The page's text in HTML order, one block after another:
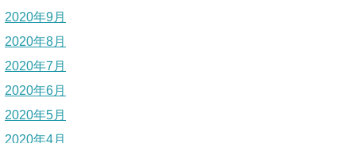
2020年9月
2020年8月
2020年7月
2020年6月
2020年5月
2020年4月